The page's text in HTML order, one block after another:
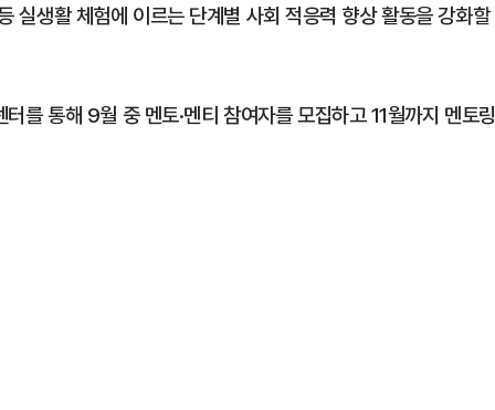
실생활 체험에 이르는 단계별 사회 적응력 향상 활동을 강화할
를 통해 9월 중 멘토·멘티 참여자를 모집하고 11월까지 멘토링